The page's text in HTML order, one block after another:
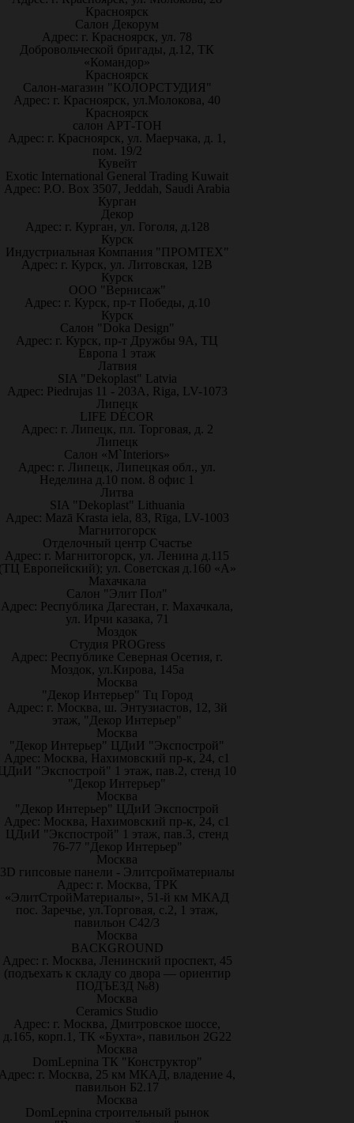
Красноярск
Салон Декорум
Адрес: г. Красноярск, ул. 78
Добровольческой бригады, д.12, ТК
«Командор»
Красноярск
Салон-магазин "КОЛОРСТУДИЯ"
Адрес: г. Красноярск, ул.Молокова, 40
Красноярск
салон АРТ-ТОН
Адрес: г. Красноярск, ул. Маерчака, д. 1,
пом. 19/2
Кувейт
Exotic International General Trading Kuwait
Адрес: P.O. Box 3507, Jeddah, Saudi Arabia
Курган
Декор
Адрес: г. Курган, ул. Гоголя, д.128
Курск
Индустриальная Компания "ПРОМТЕХ"
Адрес: г. Курск, ул. Литовская, 12В
Курск
ООО "Вернисаж"
Адрес: г. Курск, пр-т Победы, д.10
Курск
Салон "Doka Design"
Адрес: г. Курск, пр-т Дружбы 9А, ТЦ
Европа 1 этаж
Латвия
SIA "Dekoplast" Latvia
Адрес: Piedrujas 11 - 203A, Riga, LV-1073
Липецк
LIFE DÉCOR
Адрес: г. Липецк, пл. Торговая, д. 2
Липецк
Салон «M`Interiors»
Адрес: г. Липецк, Липецкая обл., ул.
Неделина д.10 пом. 8 офис 1
Литва
SIA "Dekoplast" Lithuania
Адрес: Mazā Krasta iela, 83, Rīga, LV-1003
Магнитогорск
Отделочный центр Счастье
Адрес: г. Магнитогорск, ул. Ленина д.115
Европейский); ул. Советская д.160 «А»
Махачкала
Салон "Элит Пол"
Адрес: Республика Дагестан, г. Махачкала,
ул. Ирчи казака, 71
Моздок
Студия PROGress
Адрес: Республике Северная Осетия, г.
Моздок, ул.Кирова, 145а
Москва
"Декор Интерьер" Тц Город
Адрес: г. Москва, ш. Энтузиастов, 12, 3й
этаж, "Декор Интерьер"
Москва
"Декор Интерьер" ЦДиИ "Экспострой"
Адрес: Москва, Нахимовский пр-к, 24, с1
"Экспострой" 1 этаж, пав.2, стенд 10
"Декор Интерьер"
Москва
"Декор Интерьер" ЦДиИ Экспострой
Адрес: Москва, Нахимовский пр-к, 24, с1
ЦДиИ "Экспострой" 1 этаж, пав.3, стенд
76-77 "Декор Интерьер"
Москва
3D гипсовые панели - Элитсройматериалы
Адрес: г. Москва, ТРК
«ЭлитСтройМатериалы», 51-й км МКАД
пос. Заречье, ул.Торговая, с.2, 1 этаж,
павильон С42/3
Москва
BACKGROUND
Адрес: г. Москва, Ленинский проспект, 45
(подъехать к складу со двора — ориентир
ПОДЪЕЗД №8)
Москва
Ceramics Studio
Адрес: г. Москва, Дмитровское шоссе,
д.165, корп.1, ТК «Бухта», павильон 2G22
Москва
DomLepnina ТК "Конструктор"
г. Москва, 25 км МКАД, владение 4,
павильон Б2.17
Москва
DomLepnina строительный рынок